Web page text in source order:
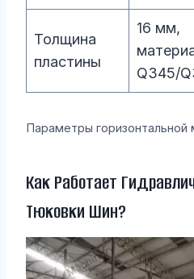
Толщина
пластины
16 мм,
Q345/
Параметры
Как Работает
Тюковки Шин?